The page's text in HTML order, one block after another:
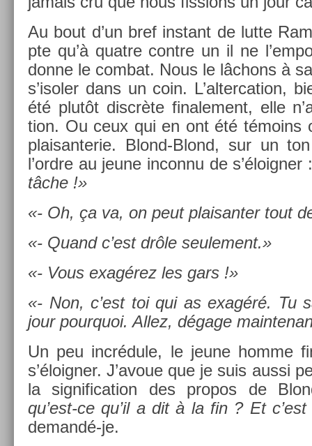
Au bout d’un bref in­stant de lutte
pte qu’à quat­re con­tre un il ne
donne le com­bat. Nous le lâchons à
s’isol­er dans un coin. L’al­terca­tion,
été plutôt discrète fin­ale­ment, elle
tion. Ou ceux qui en ont été témoins
plaisan­terie. Blond-Blond, sur un
l’ordre au jeune in­con­nu de
tâche !»
«- Oh, ça va, on peut plaisant­er tout
«- Quand c’est drôle seule­ment.»
«- Vous exagérez les gars !»
«- Non, c’est toi qui as exagéré. Tu
jour pour­quoi. Allez, dégage
Un peu incrédule, le jeune homme
s’éloign­er. J’avoue que je suis aussi
la sig­nifica­tion des pro­pos de
qu’est-ce qu’il a dit à la fin ? Et
demandé-je.